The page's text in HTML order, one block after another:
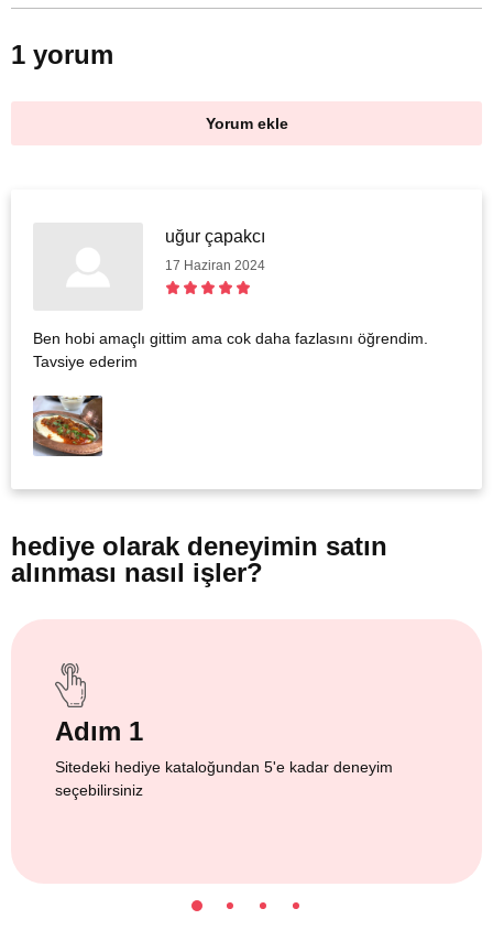
1 yorum
Yorum ekle
uğur çapakcı
17 Haziran 2024
Ben hobi amaçlı gittim ama cok daha fazlasını öğrendim.
Tavsiye ederim
hediye olarak deneyimin satın
alınması nasıl işler?
Adım 1
Sitedeki hediye kataloğundan 5'e kadar deneyim
seçebilirsiniz